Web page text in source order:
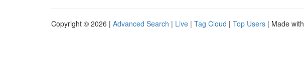
Copyright © 2026 | Advanced Search | Live | Tag Cloud | Top Users | Made with